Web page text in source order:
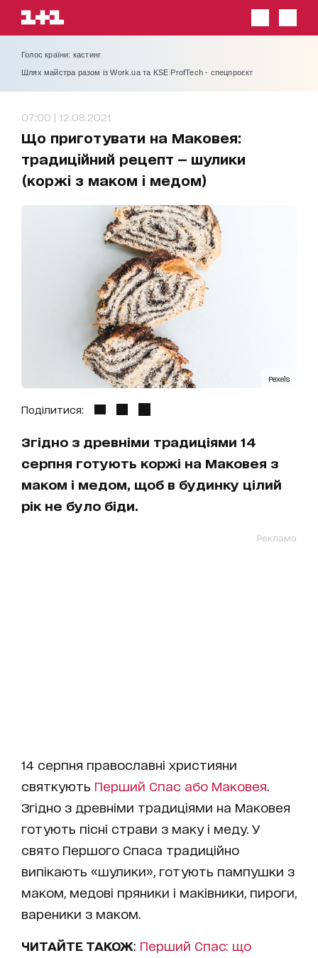
Голос країни: кастинг
Шлях майстра разом із Work.ua та KSE ProfTech - спецпроєкт
07:00 | 12.08.2021
Що приготувати на Маковея:
традиційний рецепт — шулики
(коржі з маком і медом)
Pexels
Поділитися:
Згідно з древніми традиціями 14
серпня готують коржі на Маковея з
маком і медом, щоб в будинку цілий
рік не було біди.
Реклама
14 серпня православні християни
святкують Перший Спас або Маковея
Згідно з древніми традиціями на Маковея
готують пісні страви з маку і меду. У
свято Першого Спаса традиційно
випікають «шулики», готують пампушки з
маком, медові пряники і маківники, пироги,
вареники з маком.
ЧИТАЙТЕ ТАКОЖ: Перший Спас: що